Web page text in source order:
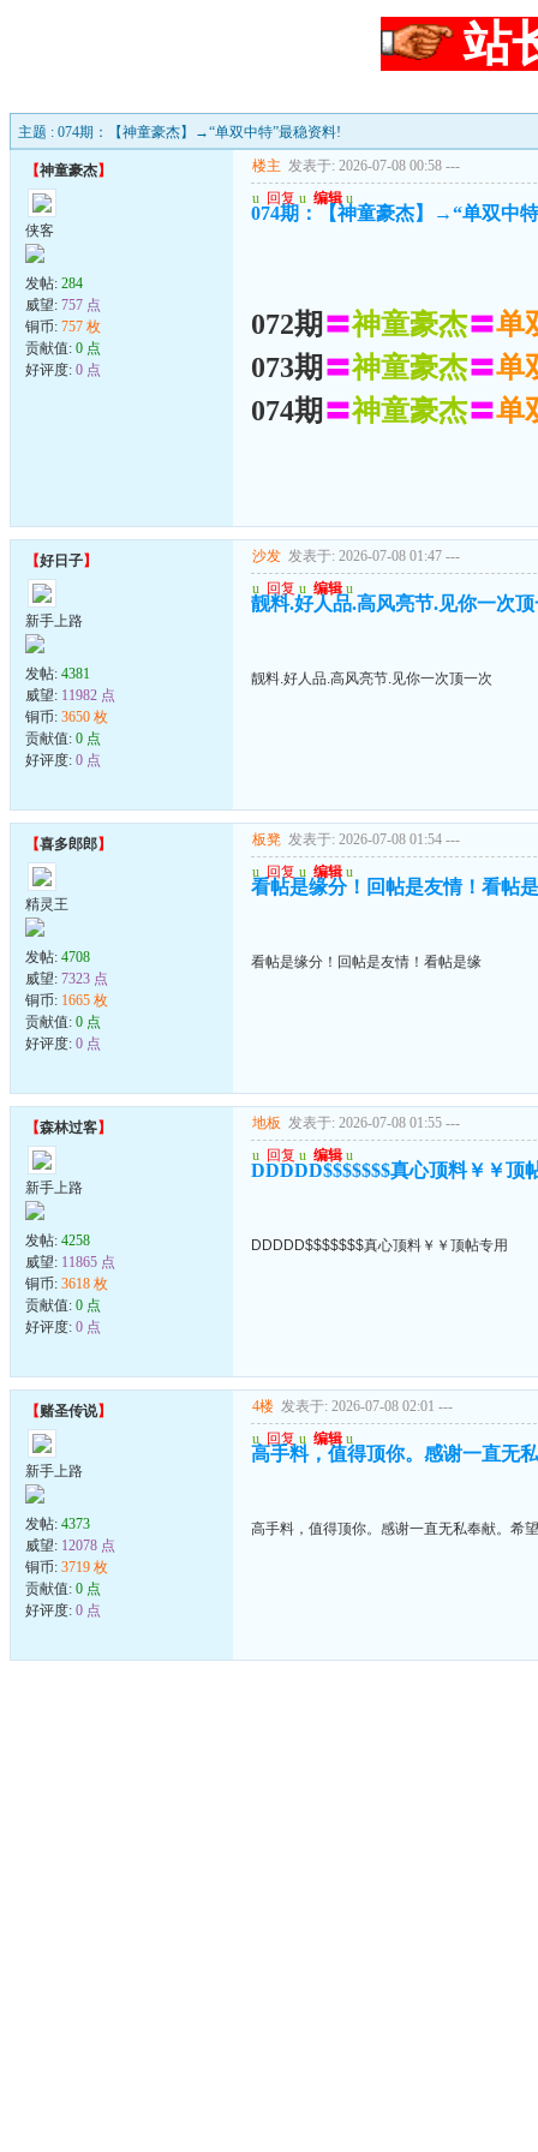
站
主题 : 074期：【神童豪杰】→“单双中特”最稳资料!
【神童豪杰】
侠客
发帖: 284
威望: 757 点
铜币: 757 枚
贡献值: 0 点
好评度: 0 点
楼主 发表于: 2026-07-08 00:58 ---
u 回复 u 编辑 u
074期：【神童豪杰】→“单双中
072期 〓神童豪杰〓单
073期 〓神童豪杰〓单
074期 〓神童豪杰〓单
【好日子】
新手上路
发帖: 4381
威望: 11982 点
铜币: 3650 枚
贡献值: 0 点
好评度: 0 点
沙发 发表于: 2026-07-08 01:47 ---
u 回复 u 编辑 u
靓料.好人品.高风亮节.见你一次
靓料.好人品.高风亮节.见你一次顶一次
【喜多郎郎】
精灵王
发帖: 4708
威望: 7323 点
铜币: 1665 枚
贡献值: 0 点
好评度: 0 点
板凳 发表于: 2026-07-08 01:54 ---
u 回复 u 编辑 u
看帖是缘分！回帖是友情！看帖
看帖是缘分！回帖是友情！看帖是缘
【森林过客】
新手上路
发帖: 4258
威望: 11865 点
铜币: 3618 枚
贡献值: 0 点
好评度: 0 点
地板 发表于: 2026-07-08 01:55 ---
u 回复 u 编辑 u
DDDDD$$$$$$$真心顶料￥￥顶
DDDDD$$$$$$$真心顶料￥￥顶帖专用
【赌圣传说】
新手上路
发帖: 4373
威望: 12078 点
铜币: 3719 枚
贡献值: 0 点
好评度: 0 点
4楼 发表于: 2026-07-08 02:01 ---
u 回复 u 编辑 u
高手料，值得顶你。感谢一直无
高手料，值得顶你。感谢一直无私奉献。希